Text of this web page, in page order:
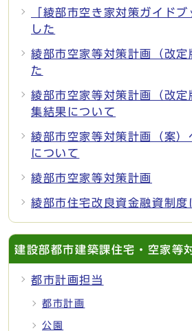
「綾部市空き家対策ガイド
した
綾部市空家等対策計画（改定
た
綾部市空家等対策計画（改定
集結果について
綾部市空家等対策計画（案）
について
綾部市空家等対策計画
綾部市住宅改良資金融資制度
建設部都市建築課住宅・空家等
都市計画担当
都市計画
公園